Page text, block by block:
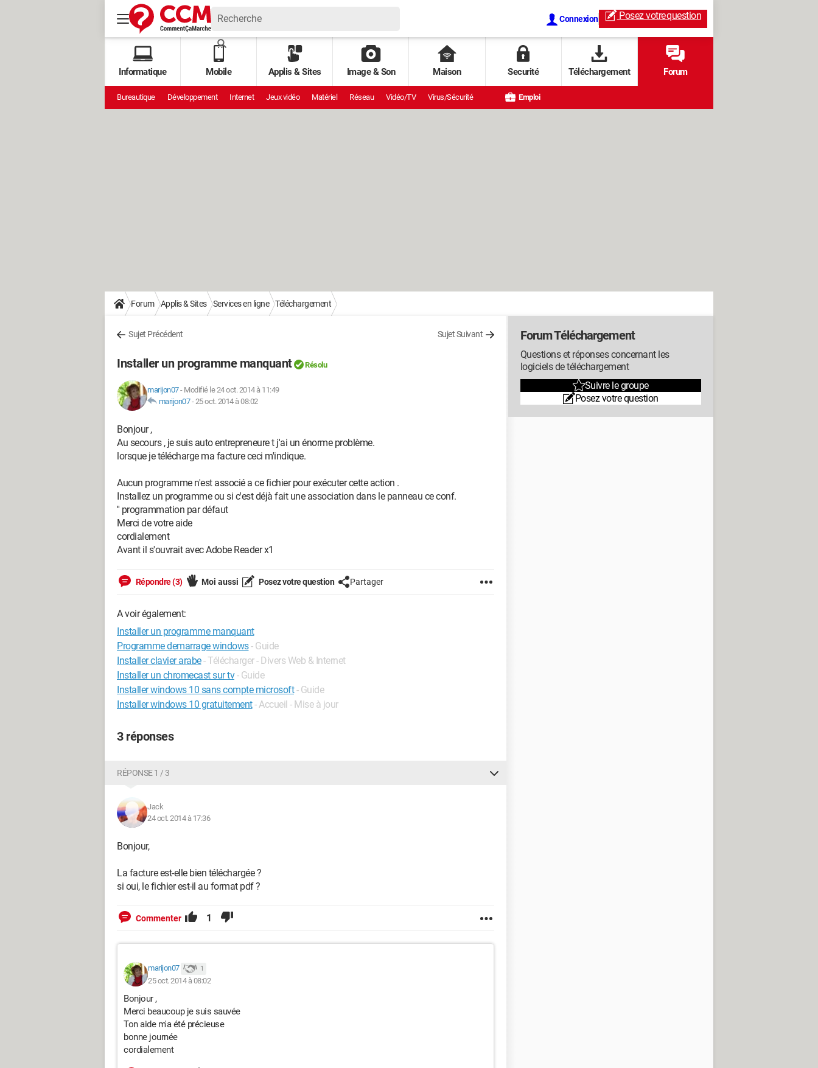
Connexion Posez votrequestion
Informatique Mobile Applis & Sites Image & Son Maison Securité Téléchargement Forum
Bureautique Développement Internet Jeux vidéo Matériel Réseau Vidéo/TV Virus/Sécurité Emploi
Forum Applis & Sites Services en ligne Téléchargement
Sujet Précédent Sujet Suivant
Installer un programme manquant Résolu
marijon07- Modifié le 24 oct. 2014 à 11:49
marijon07-25 oct. 2014 à 08:02
Bonjour ,
Au secours , je suis auto entrepreneure t j'ai un énorme problème.
lorsque je télécharge ma facture ceci m'indique.
Aucun programme n'est associé a ce fichier pour exécuter cette action .
Installez un programme ou si c'est déjà fait une association dans le panneau ce conf.
'' programmation par défaut
Merci de votre aide
cordialement
Avant il s'ouvrait avec Adobe Reader x1
Répondre (3) Moi aussi Posez votre question Partager
A voir également:
Installer un programme manquant
Programme demarrage windows- Guide
Installer clavier arabe- Télécharger - Divers Web & Internet
Installer un chromecast sur tv - Guide
Installer windows 10 sans compte microsoft - Guide
Installer windows 10 gratuitement- Accueil - Mise à jour
3 réponses
RÉPONSE 1 / 3
Jack
24 oct. 2014 à 17:36
Bonjour,
La facture est-elle bien téléchargée ?
si oui, le fichier est-il au format pdf ?
Commenter 1
marijon07 1
25 oct. 2014 à 08:02
Bonjour ,
Merci beaucoup je suis sauvée
Ton aide m'a été précieuse
bonne journée
cordialement
Forum Téléchargement
Questions et réponses concernant les
logiciels de téléchargement
Suivre le groupe
Posez votre question